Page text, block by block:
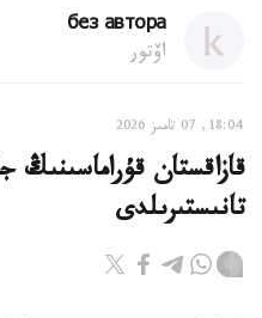
без автора
اۆتور
18:04, 07 تامىز 2026
قازاقستان
تانىستىرىلدى